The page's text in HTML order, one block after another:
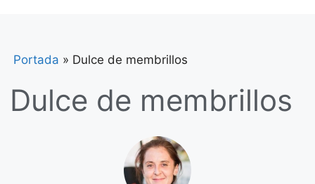
Portada » Dulce de membrillos
Dulce de membrillos